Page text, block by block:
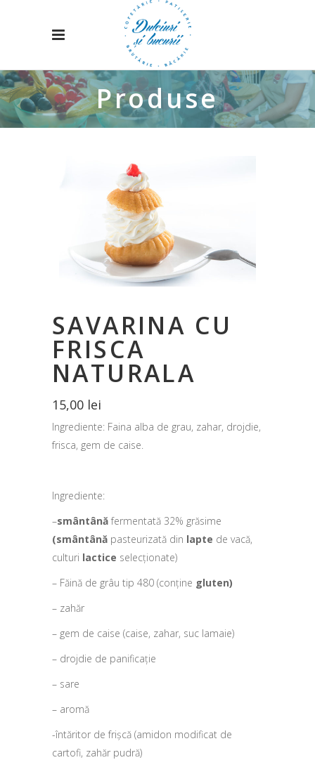
Produse
SAVARINA CU
FRISCA
NATURALA
15,00 lei
Ingrediente: Faina alba de grau, zahar, drojdie,
frisca, gem de caise.
Ingrediente:
–smântână fermentată 32% grăsime
(smântână pasteurizată din lapte de vacă,
culturi lactice selecționate)
– Făină de grâu tip 480 (conține gluten)
– zahăr
– gem de caise (caise, zahar, suc lamaie)
– drojdie de panificație
– sare
– aromă
-întăritor de frișcă (amidon modificat de
cartofi, zahăr pudră)